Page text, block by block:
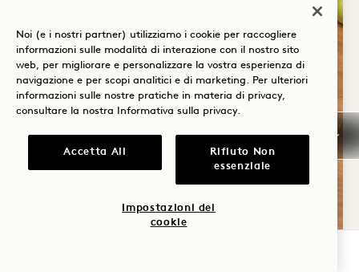
Noi (e i nostri partner) utilizziamo i cookie per raccogliere
informazioni sulle modalità di interazione con il nostro sito
web, per migliorare e personalizzare la vostra esperienza di
navigazione e per scopi analitici e di marketing. Per ulteriori
informazioni sulle nostre pratiche in materia di privacy,
consultare la nostra
Informativa sulla privacy.
Accetta All
Rifiuto Non
essenziale
Impostazioni dei
cookie